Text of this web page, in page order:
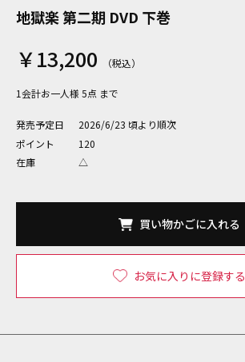
地獄楽 第二期 DVD 下巻
￥13,200
1会計お一人様 5点 まで
発売予定日
2026/6/23 頃より順次
ポイント
120
在庫
△
買い物かごに入れる
お気に入りに登録する